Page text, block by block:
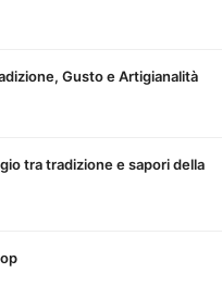
Gusto e Artigianalità
tra tradizione e sapori della